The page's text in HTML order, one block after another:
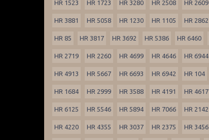
HR 1523 HR 1723 HR 3280 HR 2508 HR 2609
HR 3881 HR 5058 HR 1230 HR 1105 HR 2862
HR 85 HR 3817 HR 3692 HR 5386 HR 6460
HR 2719 HR 2260 HR 4699 HR 4646 HR 6944
HR 4913 HR 5667 HR 6693 HR 6942 HR 104
HR 1684 HR 2999 HR 3588 HR 4191 HR 4617
HR 6125 HR 5546 HR 5894 HR 7066 HR 2142
HR 4220 HR 4355 HR 3037 HR 2375 HR 3456